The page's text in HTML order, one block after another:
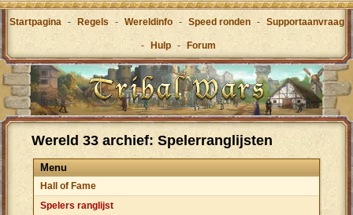
Startpagina - Regels - Wereldinfo - Speed ronden - Supportaanvraag
- Hulp - Forum
Wereld 33 archief: Spelerranglijsten
Menu
Hall of Fame
Spelers ranglijst